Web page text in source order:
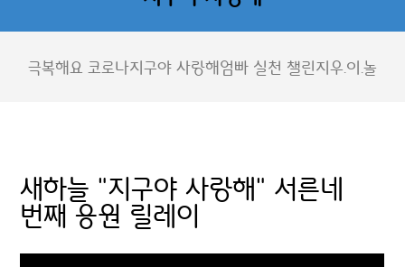
극복해요 코로나지구야 사랑해엄빠 실천 챌린지우.이.놀
새하늘 "지구야 사랑해" 서른네
번째 응원 릴레이